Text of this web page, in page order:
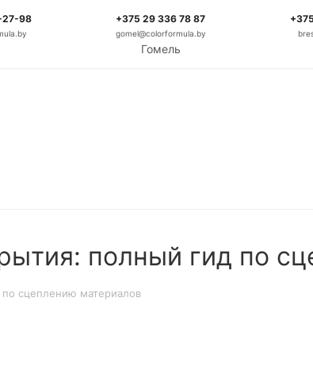
27-98 +375 29 336 78 87
gomel@colorformula.by
Гомель
полный гид по
по сцеплению материалов